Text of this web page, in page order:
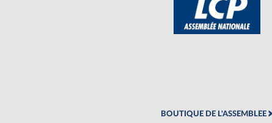
BOUTIQUE DE L'ASSEMBLEE